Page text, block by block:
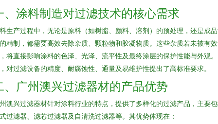
、涂料制造对过滤技术的核心需求
生产过程中，无论是原料（如树脂、颜料、溶剂）的预处理，还是成
精制，都需要高效去除杂质、颗粒物和胶凝物质。这些杂质若未被有
将直接影响涂料的色泽、光泽、流平性及最终涂层的保护性能与外观
对过滤设备的精度、耐腐蚀性、通量及易维护性提出了高标准要求。
、广州澳兴过滤器材的产品优势
澳兴过滤器材针对涂料行业的特点，提供了多样化的过滤产品，主要
过滤器、滤芯过滤器及自清洗过滤器等。其优势体现在：